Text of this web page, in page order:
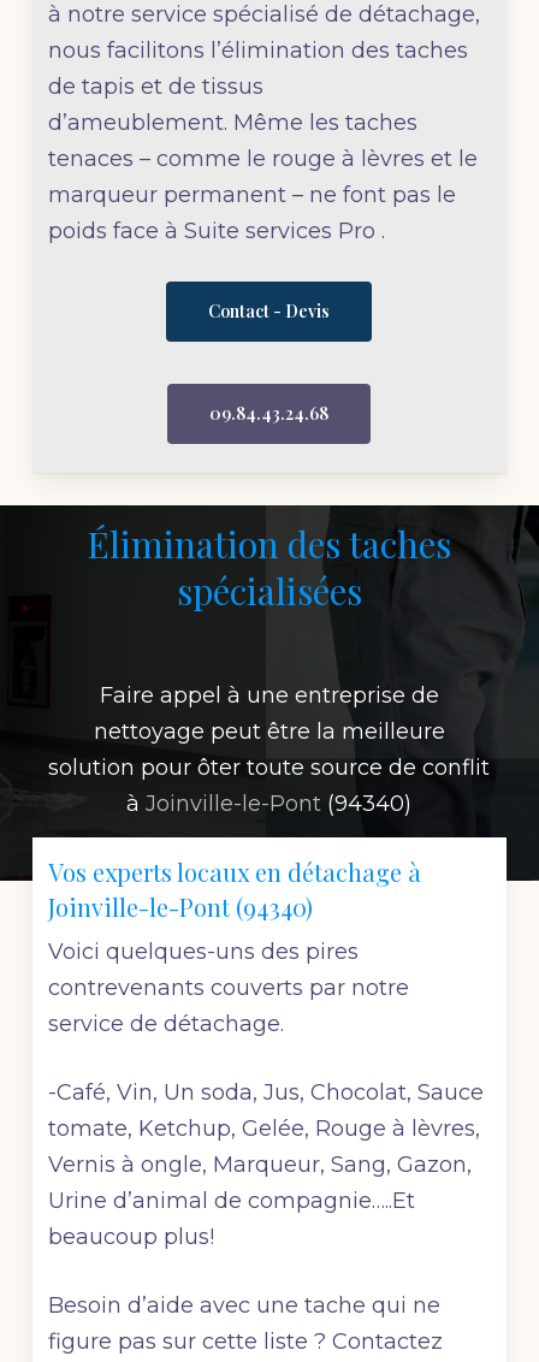
à notre service spécialisé de détachage,
nous facilitons l’élimination des taches
de tapis et de tissus
d’ameublement. Même les taches
tenaces – comme le rouge à lèvres et le
marqueur permanent – ne font pas le
poids face à Suite services Pro .
Contact - Devis
09.84.43.24.68
Élimination des taches
spécialisées
Faire appel à une entreprise de
nettoyage peut être la meilleure
solution pour ôter toute source de conflit
àJoinville-le-Pont (94340)
Vos experts locaux en détachage à
Joinville-le-Pont (94340)
Voici quelques-uns des pires
contrevenants couverts par notre
service de détachage.
-Café, Vin, Un soda, Jus, Chocolat, Sauce
tomate, Ketchup, Gelée, Rouge à lèvres,
Vernis à ongle, Marqueur, Sang, Gazon,
Urine d’animal de compagnie…..Et
beaucoup plus!
Besoin d’aide avec une tache qui ne
figure pas sur cette liste ? Contactez